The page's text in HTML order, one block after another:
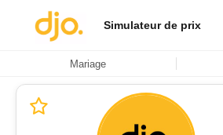
Simulateur de prix
Mariage